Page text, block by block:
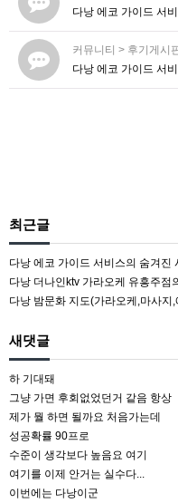
다낭 에코 가이드 서
커뮤니티 > 후기게시
다낭 에코 가이드 서
최근글
다낭 에코 가이드 서비스의 숨겨진
다낭 더나인ktv 가라오케 유흥주점
다낭 밤문화 지도(가라오케,마사
새댓글
하 기대돼
그냥 가면 후회없었던거 같음 항상
제가 뭘 하면 될까요 처음가는데
성공확률 90프로
수준이 생각보다 높음요 여기
여기를 이제 안거는 실수다...
이번에는 다낭이군